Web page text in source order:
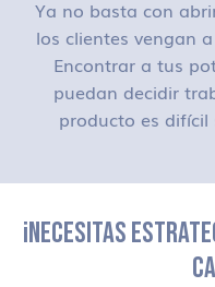
Ya no basta con
los clientes vengan
Encontrar a tus
puedan decidir
producto es
¡NECESITAS